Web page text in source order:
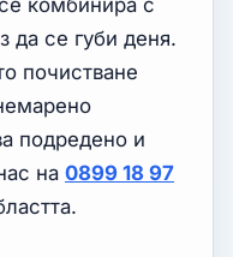
комбинира с
да се губи деня.
почистване
подредено и
на 0899 18 97